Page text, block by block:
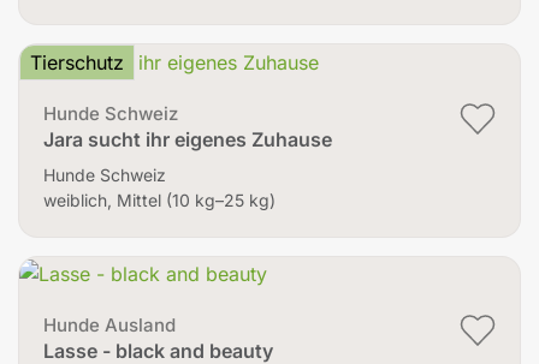
Hunde Schweiz
Jara sucht ihr eigenes Zuhause
Tierschutz
Hunde Schweiz
weiblich, Mittel (10 kg–25 kg)
Hunde Ausland
Lasse - black and beauty